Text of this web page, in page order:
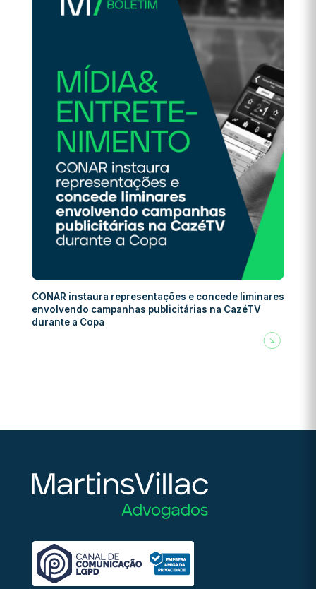
CONAR instaura representações e concede liminares
envolvendo campanhas publicitárias na CazéTV
durante a Copa